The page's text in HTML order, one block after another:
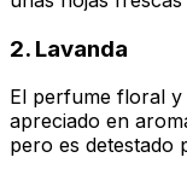
2. Lavanda
El perfume floral y
apreciado en
pero es detestado